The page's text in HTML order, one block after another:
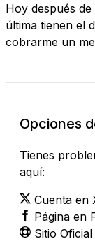
Hoy después
última tienen el
cobrarme un
Opciones
Tienes
aquí:
Cuenta en
Página en
Sitio